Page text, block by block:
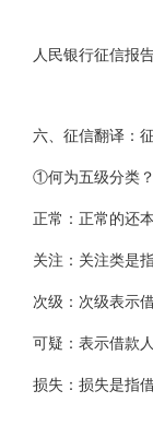
人民银行征信报
六、征信翻译：
①何为五级分类
正常：正常的还
关注：关注类是
次级：次级表示
可疑：表示借款
损失：损失是指